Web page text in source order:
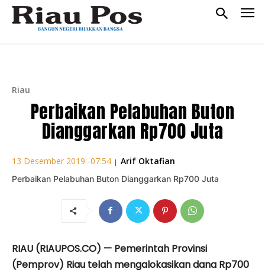
Riau
Perbaikan Pelabuhan Buton
Dianggarkan Rp700 Juta
13 Desember 2019 -07:54 | Arif Oktafian
Perbaikan Pelabuhan Buton Dianggarkan Rp700 Juta
RIAU (RIAUPOS.CO) — Pemerintah Provinsi
(Pemprov) Riau telah mengalokasikan dana Rp700